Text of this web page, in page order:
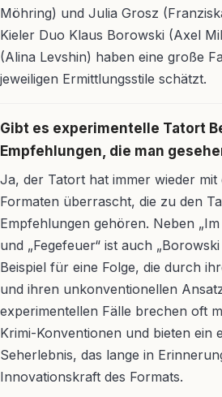
Möhring) und Julia Grosz
Kieler Duo Klaus Borowski (Axel
(Alina Levshin) haben eine große
jeweiligen Ermittlungsstile schätzt.
Gibt es experimentelle Tatort
Empfehlungen, die man
Ja, der Tatort hat immer wieder mit
Formaten überrascht, die zu den
Empfehlungen gehören. Neben
und „Fegefeuer“ ist auch
Beispiel für eine Folge, die durch
und ihren unkonventionellen
experimentellen Fälle brechen oft
Krimi-Konventionen und bieten ein
Seherlebnis, das lange in
Innovationskraft des Formats.